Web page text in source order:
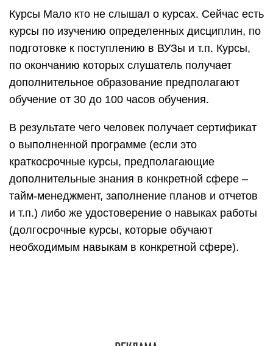
Курсы Мало кто не слышал о курсах. Сейчас есть
курсы по изучению определенных дисциплин, по
подготовке к поступлению в ВУЗы и т.п. Курсы,
по окончанию которых слушатель получает
дополнительное образование предполагают
обучение от 30 до 100 часов обучения.
В результате чего человек получает сертификат
о выполненной программе (если это
краткосрочные курсы, предполагающие
дополнительные знания в конкретной сфере –
тайм-менеджмент, заполнение планов и отчетов
и т.п.) либо же удостоверение о навыках работы
(долгосрочные курсы, которые обучают
необходимым навыкам в конкретной сфере).